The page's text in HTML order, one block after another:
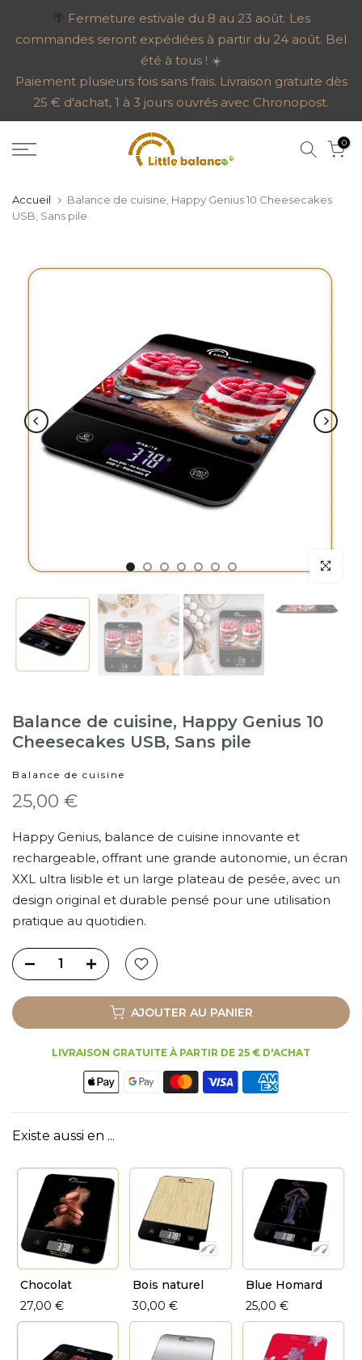
au
🌴 Fermeture estivale du 8 au 23 août. Les
commandes seront expédiées à partir du 24 août. Bel
été à tous ! ☀️
Paiement plusieurs fois sans frais. Livraison gratuite dès
25 € d'achat, 1 à 3 jours ouvrés avec Chronopost.
0
Accueil
Balance de cuisine, Happy Genius 10 Cheesecakes
USB, Sans pile
Balance de cuisine, Happy Genius 10
Cheesecakes USB, Sans pile
Balance de cuisine
25,00 €
Happy Genius, balance de cuisine innovante et
rechargeable, offrant une grande autonomie, un écran
XXL ultra lisible et un large plateau de pesée, avec un
design original et durable pensé pour une utilisation
pratique au quotidien.
AJOUTER AU PANIER
LIVRAISON GRATUITE À PARTIR DE 25 € D'ACHAT
Existe aussi en ...
Chocolat
27,00 €
Bois naturel
30,00 €
Blue Homard
25,00 €